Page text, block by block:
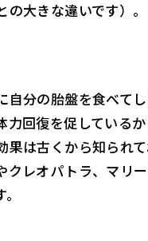
大きな違いです）。
自分の胎盤を食べて
力回復を促している
果は古くから知られ
クレオパトラ、マリ